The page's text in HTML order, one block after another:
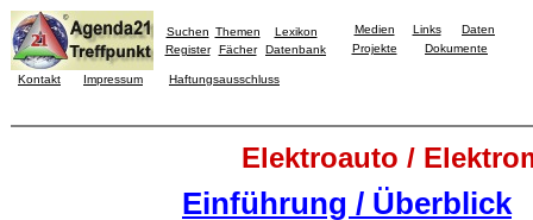
Suchen Themen
Lexikon
Register
Fächer Datenbank
Medien Links
Daten
Projekte
Dokumente
Kontakt Impressum Haftungsausschluss
Elektroauto /
Einführung / Überblick